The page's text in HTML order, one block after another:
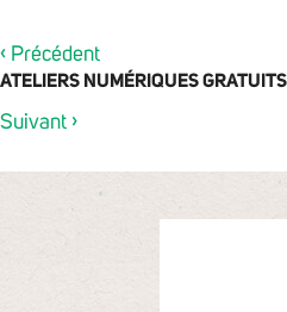
‹ Précédent
ATELIERS NUMÉRIQUES
Suivant ›